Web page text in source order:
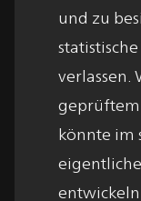
und zu
verlassen.
könnte im